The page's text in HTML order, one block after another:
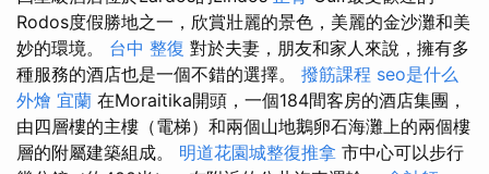
Rodos度假勝地之一，欣賞壯麗的景色，美麗的金沙灘和美
妙的環境。 台中 整復 對於夫妻，朋友和家人來說，擁有多
種服務的酒店也是一個不錯的選擇。 撥筋課程 seo是什么
外燴 宜蘭 在Moraitika開頭，一個184間客房的酒店集團，
由四層樓的主樓（電梯）和兩個山地鵝卵石海灘上的兩個樓
層的附屬建築組成。 明道花園城整復推拿 市中心可以步行